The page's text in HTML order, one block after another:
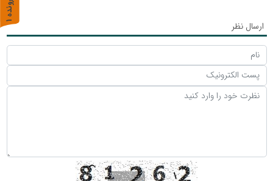
ارسال نظر
پ
ر
و
ن
د
ه
1